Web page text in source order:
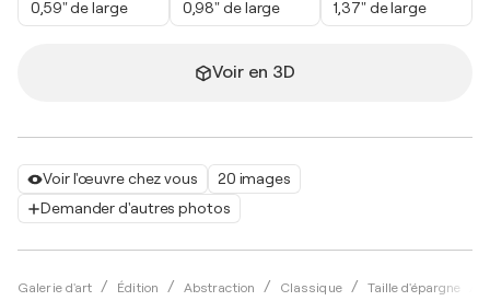
Voir l'œuvre chez vous
20 images
Demander d'autres photos
Galerie d'art Édition Abstraction Classique Taille d'épargne
0,59" de large
0,98" de large
1,37" de large
Voir en 3D